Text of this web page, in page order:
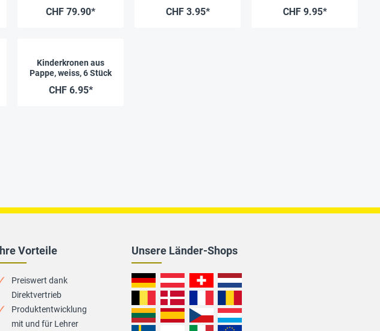
CHF 79.90* CHF 3.95* CHF 9.95*
Kinderkronen aus
Pappe, weiss, 6 Stück
CHF 6.95*
Vorteile
Preiswert dank
Direktvertrieb
Produktentwicklung
mit und für Lehrer
Unsere Länder-Shops